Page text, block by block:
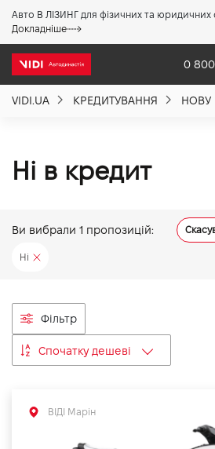
Авто В ЛІЗИНГ для фізичних та юридичних
Докладніше
0
VIDI.UA КРЕДИТУВАННЯ НОВУ
Ні в кредит
Ви вибрали 1 пропозицій:
Ні
Фільтр
Спочатку дешеві
ВІДІ Марін
Акції %
Вакансії
VIDI Кар'єра
Контакти